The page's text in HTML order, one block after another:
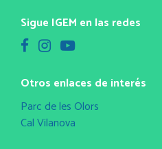
Sigue IGEM en las redes
Otros enlaces de interés
Parc de les Olors
Cal Vilanova